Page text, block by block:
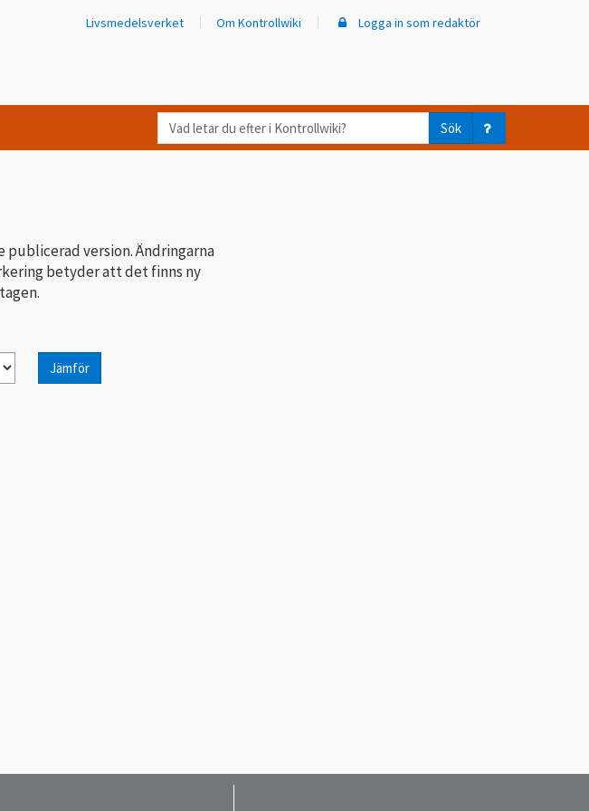
Livsmedelsverket Om Kontrollwiki Logga in som redaktör
Vad
letar
Kontrollwiki?
Sök
publicerad version. Ändringarna
betyder att det finns ny
Jämför